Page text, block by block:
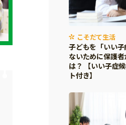
こそだて生活
子どもを「いい
ないために保護
は？ 【いい子症
ト付き】